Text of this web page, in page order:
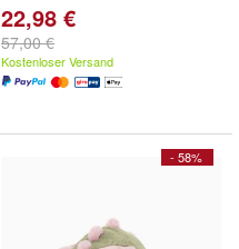
22,98 €
57,00 €
Kostenloser Versand
- 58%